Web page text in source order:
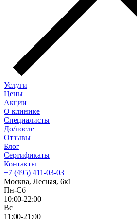
Услуги
Цены
Акции
О клинике
Специалисты
До/после
Отзывы
Блог
Сертификаты
Контакты
+7 (495) 411-03-03
Москва, Лесная, 6к1
Пн-Сб
10:00-22:00
Вс
11:00-21:00